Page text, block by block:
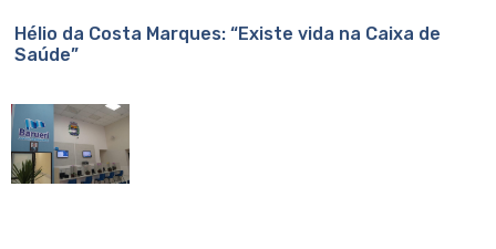
Hélio da Costa Marques: “Existe vida na Caixa de
Saúde”